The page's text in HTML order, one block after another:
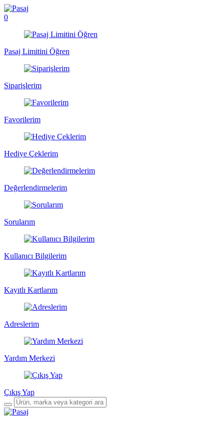
0
Pasaj Limitini Öğren
Siparişlerim
Favorilerim
Hediye Çeklerim
Değerlendirmelerim
Sorularım
Kullanıcı Bilgilerim
Kayıtlı Kartlarım
Adreslerim
Yardım Merkezi
Çıkış Yap